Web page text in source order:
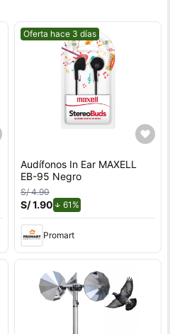
Mejor precio.
Oferta hace 3 días
Audífonos In Ear MAXELL
EB-95 Negro
S/ 4.90
S/ 1.90 61%de descuento.
Promart